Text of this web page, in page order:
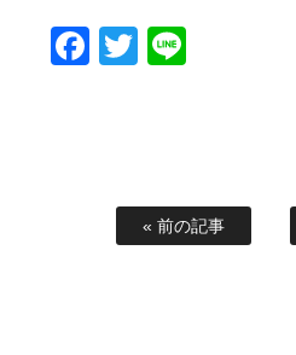
Facebook
Twitter
« 前の記事